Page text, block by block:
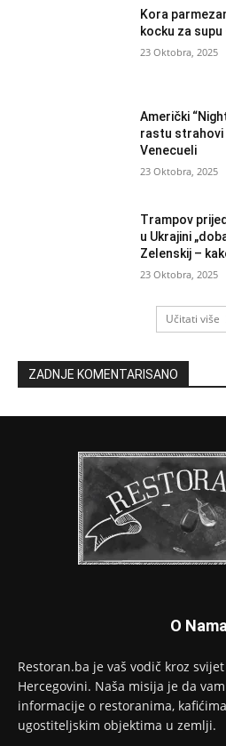
Kora
kocku za
23 Oktobra, 2025
Američki
rastu strahovi
Venecueli
23 Oktobra, 2025
Trampov
u Ukrajini
Zelenskij –
23 Oktobra, 2025
Učitati više
ZADNJE KOMENTARISANO
O Nama
Restoran.ba je vaš vodič kroz
Hercegovini. Naša misija je da
informacije o restoranima,
ugostiteljskim objektima u zemlji.